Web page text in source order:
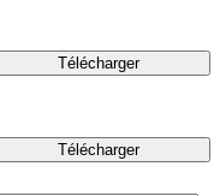
Télécharger
Télécharger